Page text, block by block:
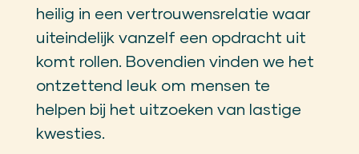
heilig in een vertrouwensrelatie waar
uiteindelijk vanzelf een opdracht uit
komt rollen. Bovendien vinden we het
ontzettend leuk om mensen te
helpen bij het uitzoeken van lastige
kwesties.